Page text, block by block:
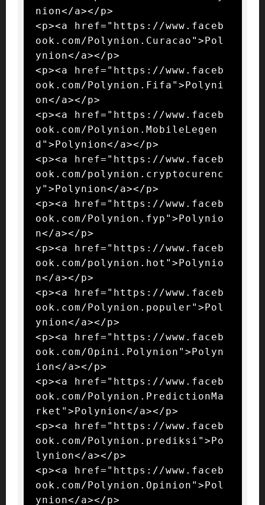
nion</a></p>
<p><a href="https://www.faceb
ook.com/Polynion.Curacao">Pol
ynion</a></p>
<p><a href="https://www.faceb
ook.com/Polynion.Fifa">Polyni
on</a></p>
<p><a href="https://www.faceb
ook.com/Polynion.MobileLegen
d">Polynion</a></p>
<p><a href="https://www.faceb
ook.com/polynion.cryptocurenc
y">Polynion</a></p>
<p><a href="https://www.faceb
ook.com/Polynion.fyp">Polynio
n</a></p>
<p><a href="https://www.faceb
ook.com/polynion.hot">Polynio
n</a></p>
<p><a href="https://www.faceb
ook.com/Polynion.populer">Pol
ynion</a></p>
<p><a href="https://www.faceb
ook.com/Opini.Polynion">Polyn
ion</a></p>
<p><a href="https://www.faceb
ook.com/Polynion.PredictionMa
rket">Polynion</a></p>
<p><a href="https://www.faceb
ook.com/Polynion.prediksi">Po
lynion</a></p>
<p><a href="https://www.faceb
ook.com/Polynion.Opinion">Pol
ynion</a></p>